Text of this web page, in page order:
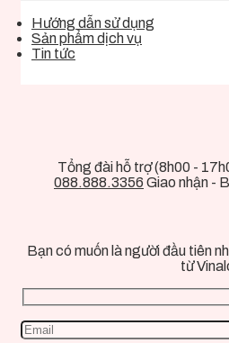
Hướng dẫn sử dụng
Sản phẩm dịch vụ
Tin tức
Tổng đài hỗ trợ (8h00 -
088.888.3356 Giao nhận -
Bạn có muốn là người đầu tiên
từ